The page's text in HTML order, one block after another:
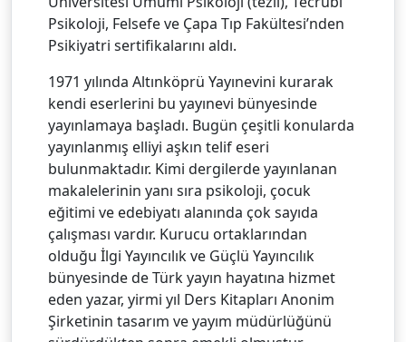
Psikoloji, Felsefe ve Çapa Tıp Fakültesi’nden
Psikiyatri sertifikalarını aldı.
1971 yılında Altınköprü Yayınevini kurarak
kendi eserlerini bu yayınevi bünyesinde
yayınlamaya başladı. Bugün çeşitli konularda
yayınlanmış elliyi aşkın telif eseri
bulunmaktadır. Kimi dergilerde yayınlanan
makalelerinin yanı sıra psikoloji, çocuk
eğitimi ve edebiyatı alanında çok sayıda
çalışması vardır. Kurucu ortaklarından
olduğu İlgi Yayıncılık ve Güçlü Yayıncılık
bünyesinde de Türk yayın hayatına hizmet
eden yazar, yirmi yıl Ders Kitapları Anonim
Şirketinin tasarım ve yayım müdürlüğünü